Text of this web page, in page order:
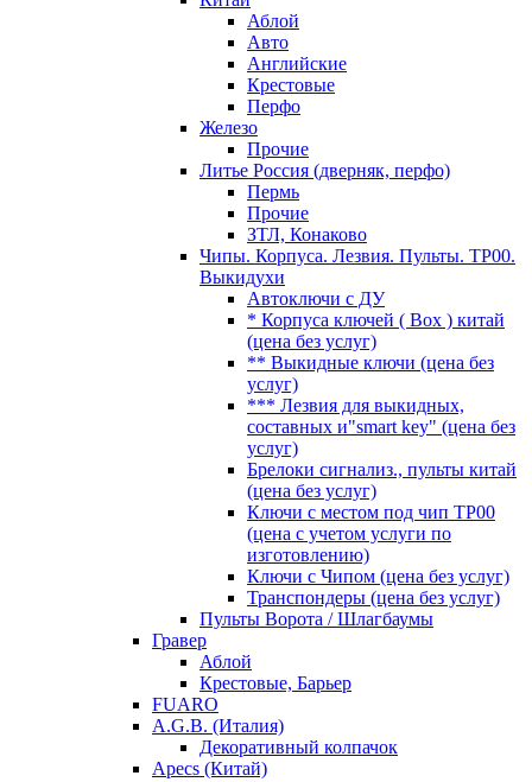
Аблой
Авто
Английские
Крестовые
Перфо
Железо
Прочие
Литье Россия (дверняк, перфо)
Пермь
Прочие
ЗТЛ, Конаково
Чипы. Корпуса. Лезвия. Пульты. TP00.
Выкидухи
Автоключи с ДУ
* Корпуса ключей ( Box ) китай
(цена без услуг)
** Выкидные ключи (цена без
услуг)
*** Лезвия для выкидных,
составных и"smart key" (цена без
услуг)
Брелоки сигнализ., пульты китай
(цена без услуг)
Ключи с местом под чип TP00
(цена с учетом услуги по
изготовлению)
Ключи с Чипом (цена без услуг)
Транспондеры (цена без услуг)
Пульты Ворота / Шлагбаумы
Гравер
Аблой
Крестовые, Барьер
FUARO
A.G.B. (Италия)
Декоративный колпачок
Apecs (Китай)